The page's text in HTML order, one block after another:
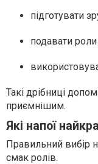
підготувати
подавати
Такі дрібниці
приємнішим.
Які напої
Правильний вибір
смак ролів.